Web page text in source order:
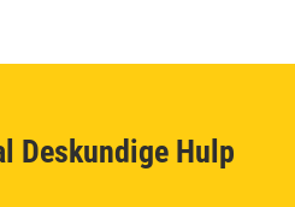
Deskundige Hulp